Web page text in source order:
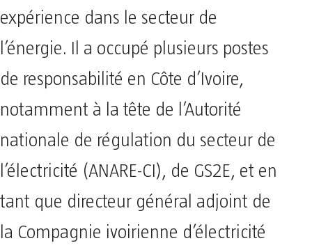
expérience dans le secteur de
l’énergie. Il a occupé plusieurs postes
de responsabilité en Côte d’Ivoire,
notamment à la tête de l’Autorité
nationale de régulation du secteur de
l’électricité (ANARE-CI), de GS2E, et en
tant que directeur général adjoint de
la Compagnie ivoirienne d’électricité